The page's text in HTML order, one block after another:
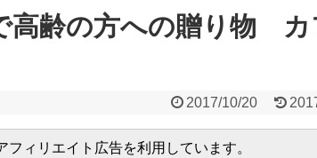
高齢の方への贈り物 カ
2017/10/20
ィリエイト広告を利用しています。